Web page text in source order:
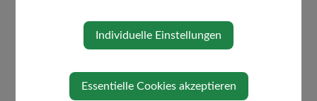
Individuelle Einstellungen
Essentielle Cookies akzeptieren